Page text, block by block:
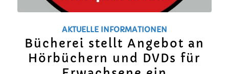
AKTUELLE INFORMATIONEN
Bücherei stellt Angebot an
Hörbüchern und DVDs für